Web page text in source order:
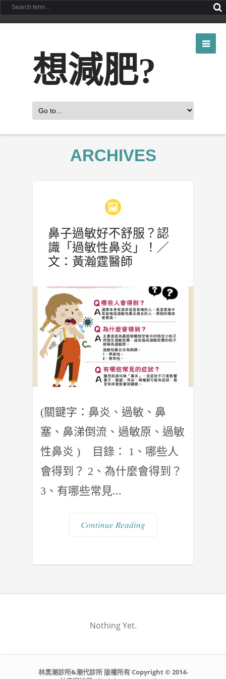
想減肥?
ARCHIVES
鼻子過敏好不舒服？認
識「過敏性鼻炎」！／
文：黃瀚霆醫師
(關鍵字：鼻炎、過敏、鼻
塞、鼻涕倒流、過敏原、過敏
性鼻炎 ) 目錄： 1、哪些人
會得到？ 2、為什麼會得到？
3、有哪些常見...
Continue Reading
Nothing Yet.
林黑潮診所&潮代診所 版權所有 Copyright © 2014-